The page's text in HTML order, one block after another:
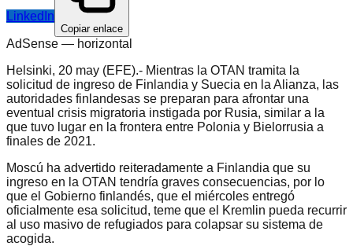
LinkedIn
Copiar enlace
AdSense — horizontal
Helsinki, 20 may (EFE).- Mientras la OTAN tramita la
solicitud de ingreso de Finlandia y Suecia en la Alianza, las
autoridades finlandesas se preparan para afrontar una
eventual crisis migratoria instigada por Rusia, similar a la
que tuvo lugar en la frontera entre Polonia y Bielorrusia a
finales de 2021.
Moscú ha advertido reiteradamente a Finlandia que su
ingreso en la OTAN tendría graves consecuencias, por lo
que el Gobierno finlandés, que el miércoles entregó
oficialmente esa solicitud, teme que el Kremlin pueda recurrir
al uso masivo de refugiados para colapsar su sistema de
acogida.